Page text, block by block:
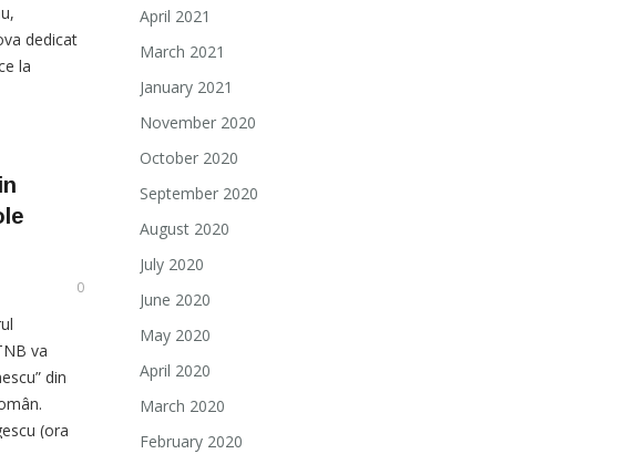
dedicat
la
0
va
din
(ora
April 2021
March 2021
January 2021
November 2020
October 2020
September 2020
August 2020
July 2020
June 2020
May 2020
April 2020
March 2020
February 2020